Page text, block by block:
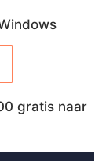
gratis naar